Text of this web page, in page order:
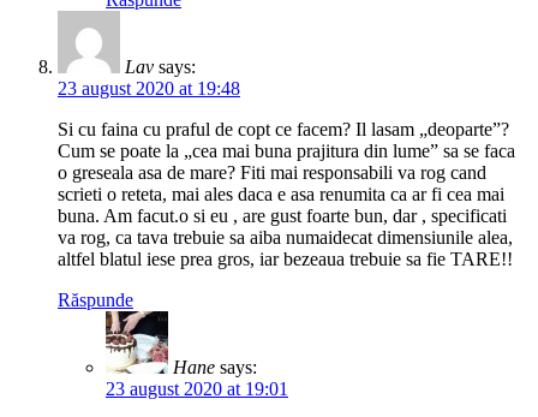
Lav says:
23 august 2020 at 19:48
Si cu faina cu praful de copt ce facem? Il lasam „deoparte”?
Cum se poate la „cea mai buna prajitura din lume” sa se faca
o greseala asa de mare? Fiti mai responsabili va rog cand
scrieti o reteta, mai ales daca e asa renumita ca ar fi cea mai
buna. Am facut.o si eu , are gust foarte bun, dar , specificati
va rog, ca tava trebuie sa aiba numaidecat dimensiunile alea,
altfel blatul iese prea gros, iar bezeaua trebuie sa fie TARE!!
Răspunde
Hane says:
23 august 2020 at 19:01